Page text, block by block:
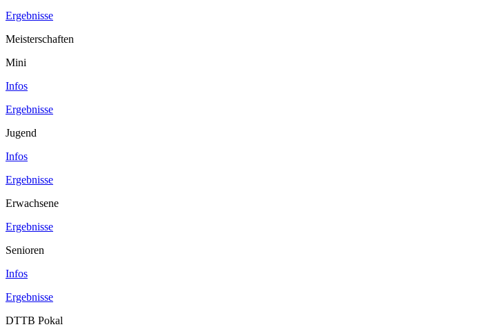
Ergebnisse
Meisterschaften
Mini
Infos
Ergebnisse
Jugend
Infos
Ergebnisse
Erwachsene
Ergebnisse
Senioren
Infos
Ergebnisse
DTTB Pokal